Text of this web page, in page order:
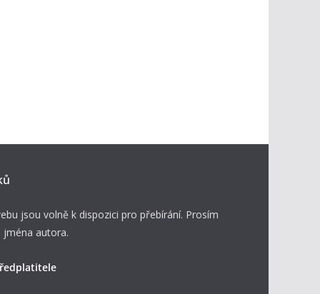
jsou volně k dispozici pro přebírání. Prosím
autora.